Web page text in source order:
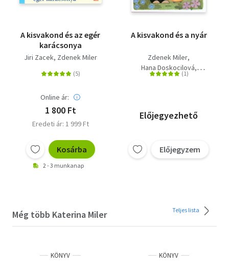
A kisvakond és az egér
karácsonya
Jiri Zacek Zdenek Miler
Online ár:
1 800 Ft
Eredeti ár: 1 999 Ft
Kosárba
2 - 3 munkanap
A kisvakond és a nyár
Zdenek Miler
Hana Doskocilová
Katerina Miler
Előjegyezhető
Előjegyzem
Még több Katerina Miler Teljes lista
KÖNYV KÖNYV